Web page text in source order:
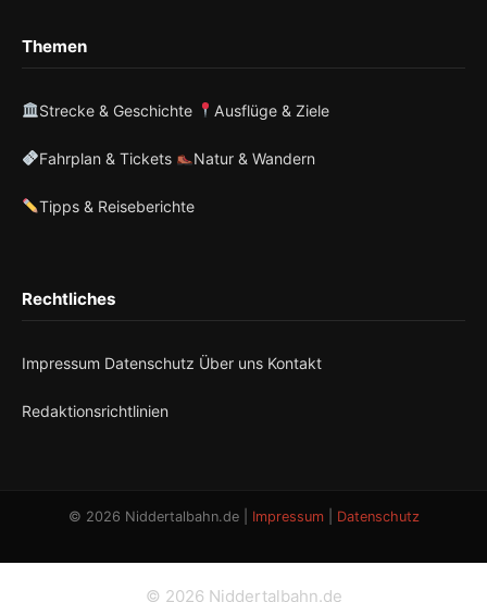
Themen
Strecke & Geschichte Ausflüge & Ziele
Fahrplan & Tickets Natur & Wandern
Tipps & Reiseberichte
Rechtliches
Impressum Datenschutz Über uns Kontakt
Redaktionsrichtlinien
© 2026 Niddertalbahn.de | Impressum| Datenschutz
© 2026 Niddertalbahn.de